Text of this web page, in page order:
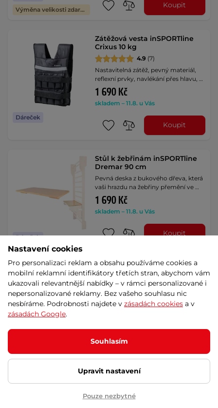
Výměna velikosti zdarma
Koupit
Dáreček
Zátěžová vesta inSPORTline
Crixus 10 kg
4.9 (7)
Nastavitelná zátěž, pevný materiál,
reflexní prvky, navlékání přes hlavu, …
1 690 Kč
skladem – 11.8. u Vás
Koupit
Dáreček
Stůl k žebřinám inSPORTline
Dremar 90 cm
Pevná deska z bukového dřeva, která
vaši hrazdu na žebřiny přemění ve …
1 690 Kč
skladem – 11.8. u Vás
Koupit
Stůl k žebřinám inSPORTline
Steadyline 90 cm
Pevná deska ze dřeva, která vaši
hrazdu na žebřiny přemění ve vkusný
a …
skladem – 11.8. u Vás
Hrazda na žebřiny Directline
Nastavení cookies
Pro personalizaci reklam a obsahu používáme cookies a
mobilní reklamní identifikátory třetích stran, abychom vám
ukazovali relevantnější nabídky – v rámci personalizované i
nepersonalizované reklamy. Bez vašeho souhlasu nic
nesbíráme. Podrobnosti najdete v zásadách cookies a v
zásadách Google.
Souhlasím
Upravit nastavení
Pouze nezbytné